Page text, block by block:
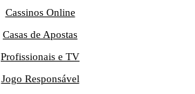
Cassinos Online
Casas de Apostas
Profissionais e TV
Jogo Responsável